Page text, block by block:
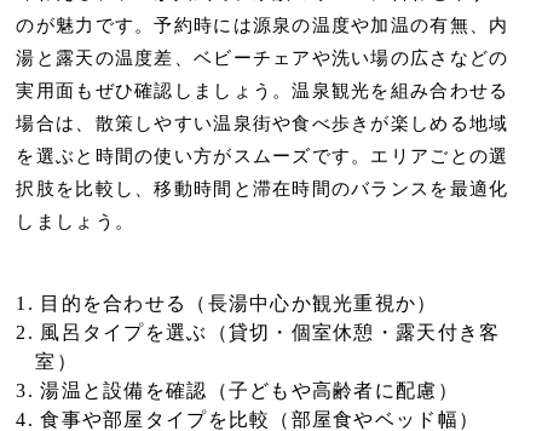
のが魅力です。予約時には源泉の温度や加温の有無 、内
湯と露天の温度差、ベビーチェアや洗い場の広さなどの
実用面もぜひ確認しましょう。温泉観光を組み合わせる
場合は、散策しやすい温泉街や食べ歩きが楽しめる地域
を選ぶと時間の使い方がスムーズです。 エリアごとの選
択肢を比較 し、移動時間と滞在時間のバランスを最適化
しましょう。
目的を合わせる（長湯中心か観光重視か）
風呂タイプを選ぶ（貸切・個室休憩・露天付き客
室）
湯温と設備を確認（子どもや高齢者に配慮）
食事や部屋タイプを比較（部屋食やベッド幅）